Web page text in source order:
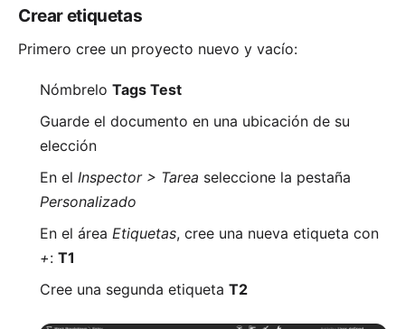
Crear etiquetas
Primero cree un proyecto nuevo y vacío:
Nómbrelo Tags Test
Guarde el documento en una ubicación de su
elección
En el Inspector > Tarea seleccione la pestaña
Personalizado
En el área Etiquetas, cree una nueva etiqueta con
+: T1
Cree una segunda etiqueta T2